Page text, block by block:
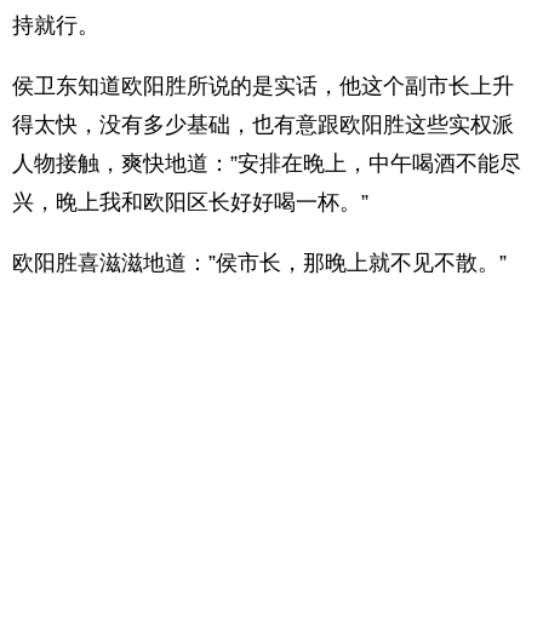
持就行。
侯卫东知道欧阳胜所说的是实话，他这个副市长上升
得太快，没有多少基础，也有意跟欧阳胜这些实权派
人物接触，爽快地道：”安排在晚上，中午喝酒不能尽
兴，晚上我和欧阳区长好好喝一杯。”
欧阳胜喜滋滋地道：”侯市长，那晚上就不见不散。”